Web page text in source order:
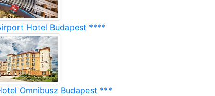
Hotel Budapest ****
Omnibusz Budapest ***